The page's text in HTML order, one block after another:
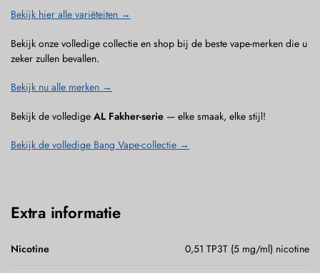
Bekijk hier alle variëteiten →
Bekijk onze volledige collectie en shop bij de beste vape-merken die u
zeker zullen bevallen.
Bekijk nu alle merken →
Bekijk de volledige AL Fakher-serie — elke smaak, elke stijl!
Bekijk de volledige Bang Vape-collectie →
Extra informatie
Nicotine 0,51 TP3T (5 mg/ml) nicotine